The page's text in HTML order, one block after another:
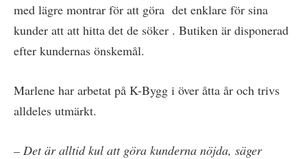
med lägre montrar för att göra det enklare för sina
kunder att att hitta det de söker . Butiken är disponerad
efter kundernas önskemål.
Marlene har arbetat på K-Bygg i över åtta år och trivs
alldeles utmärkt.
– Det är alltid kul att göra kunderna nöjda, säger